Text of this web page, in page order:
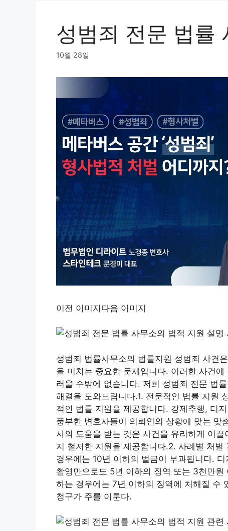
성범죄 전문 법률
10월 28일
이전 이미지다음 이미지
성범죄 법률사무소의 법률지원 성범죄 사건
을 미치는 중요한 문제입니다. 이러한 사건
러울 수밖에 없습니다. 저희 성범죄 전문 법
해결을 도와드립니다.1. 전문적인 법률 지원
적인 법률 지원을 제공합니다. 강제추행, 디
풍부한 변호사들이 의뢰인의 상황에 맞는 맞
사의 도움을 받는 것은 사건을 유리하게 이
지 철저한 지원을 제공합니다.2. 사례별 처
경우에는 10년 이하의 벌금이 부과됩니다.
촬영만으로도 5년 이하의 징역 또는 3천만
하는 경우에는 7년 이하의 징역에 처해질 수
청구가 주를 이룬다.